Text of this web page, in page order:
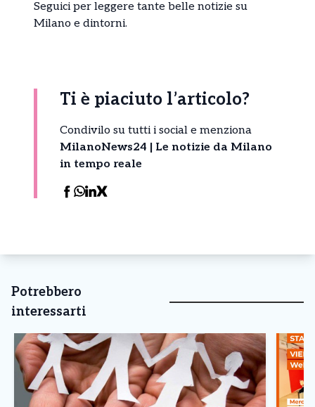
Seguici per leggere tante belle notizie su
Milano e dintorni.
Ti è piaciuto l’articolo?
Condivilo su tutti i social e menziona
MilanoNews24 | Le notizie da Milano
in tempo reale
Potrebbero
interessarti